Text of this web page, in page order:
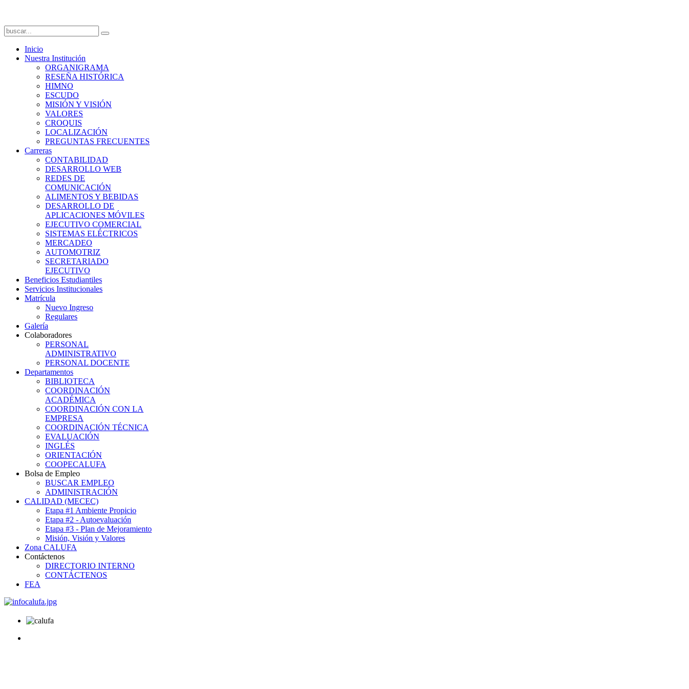
Inicio
Nuestra Institución
ORGANIGRAMA
RESEÑA HISTÓRICA
HIMNO
ESCUDO
MISIÓN Y VISIÓN
VALORES
CROQUIS
LOCALIZACIÓN
PREGUNTAS FRECUENTES
Carreras
CONTABILIDAD
DESARROLLO WEB
REDES DE
COMUNICACIÓN
ALIMENTOS Y BEBIDAS
DESARROLLO DE
APLICACIONES MÓVILES
EJECUTIVO COMERCIAL
SISTEMAS ELÉCTRICOS
MERCADEO
AUTOMOTRIZ
SECRETARIADO
EJECUTIVO
Beneficios Estudiantiles
Servicios Institucionales
Matrícula
Nuevo Ingreso
Regulares
Galería
Colaboradores
PERSONAL
ADMINISTRATIVO
PERSONAL DOCENTE
Departamentos
BIBLIOTECA
COORDINACIÓN
ACADÉMICA
COORDINACIÓN CON LA
EMPRESA
COORDINACIÓN TÉCNICA
EVALUACIÓN
INGLÉS
ORIENTACIÓN
COOPECALUFA
Bolsa de Empleo
BUSCAR EMPLEO
ADMINISTRACIÓN
CALIDAD (MECEC)
Etapa #1 Ambiente Propicio
Etapa #2 - Autoevaluación
Etapa #3 - Plan de Mejoramiento
Misión, Visión y Valores
Zona CALUFA
Contáctenos
DIRECTORIO INTERNO
CONTÁCTENOS
FEA